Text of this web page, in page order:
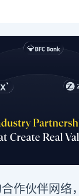
作伙伴网络